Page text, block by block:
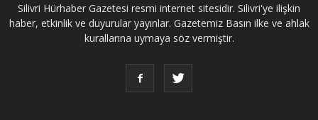
Silivri Hürhaber Gazetesi resmi internet sitesidir. Silivri'ye ilişkin
haber, etkinlik ve duyurular yayınlar. Gazetemiz Basın ilke ve ahlak
kurallarına uymaya söz vermiştir.